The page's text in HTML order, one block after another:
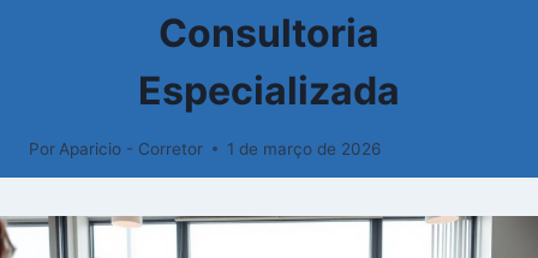
Consultoria
Especializada
Por Aparicio - Corretor 1 de março de 2026